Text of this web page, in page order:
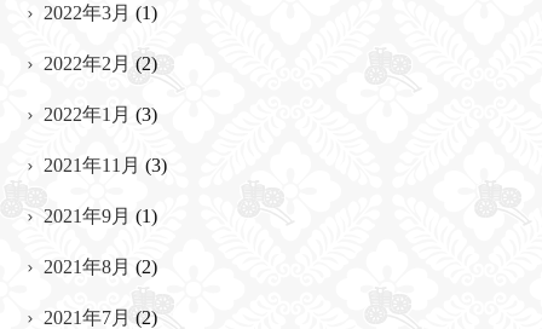
2022年3月 (1)
2022年2月 (2)
2022年1月 (3)
2021年11月 (3)
2021年9月 (1)
2021年8月 (2)
2021年7月 (2)